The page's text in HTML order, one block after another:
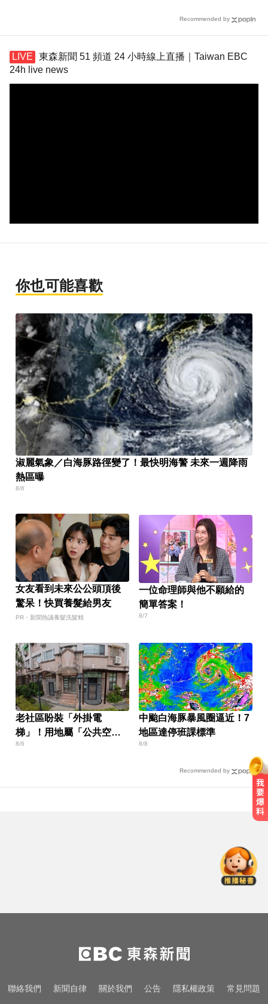
Recommended by
東森新聞 51 頻道 24 小時線上直播｜Taiwan EBC
24h live news
你也可能喜歡
淑麗氣象／白海豚路徑變了！最快明海警 未來一週降雨
熱區曝
8/6
女友看到未來公公頭頂後
驚呆！快買養髮給男友
PR・新聞熱議養髮洗髮精
一位命理師與他不願給的
簡單答案！
8/7
老社區盼裝「外掛電
梯」！用地屬「公共空
間」卡關
8/6
中颱白海豚暴風圈逼近！7
地區達停班課標準
8/8
Recommended by
事長撤出經營層
滴管餵毒性侵致死！台中宮廟總幹
事摧殘傳播妹 下場出爐
台中市長選情！江啟臣38.2%領先何
聯絡我們 新聞自律 關於我們 公告 隱私權政策 常見問題